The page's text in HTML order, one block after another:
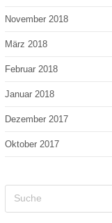
November 2018
März 2018
Februar 2018
Januar 2018
Dezember 2017
Oktober 2017